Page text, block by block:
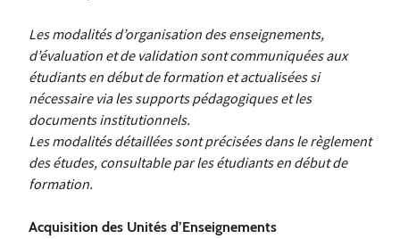
Les modalités d’organisation des enseignements,
d’évaluation et de validation sont communiquées aux
étudiants en début de formation et actualisées si
nécessaire via les supports pédagogiques et les
documents institutionnels.
Les modalités détaillées sont précisées dans le règlement
des études, consultable par les étudiants en début de
formation.
Acquisition des Unités d’Enseignements